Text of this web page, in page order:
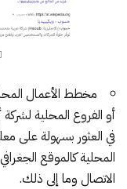
مخطط الأعمال
أو الفروع المحلية
في العثور بسهولة على
المحلية كالموقع
الاتصال وما إلى ذلك.